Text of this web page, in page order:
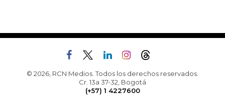
© 2026, RCN Medios. Todos los derechos reservados.
Cr. 13a 37-32, Bogotá
(+57) 1 4227600